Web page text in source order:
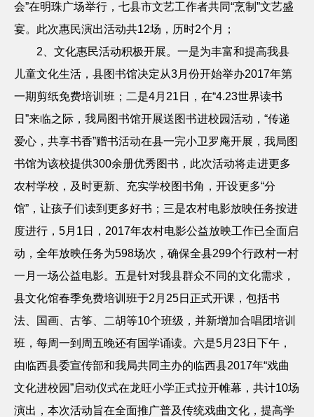
会”在明珠广场举行，七县市文艺工作者共同“烹制”文艺盛
宴。此次惠民演出活动共12场，历时2个月；
2 、文化惠民活动积极开展。 一是为丰富和提高我县
儿童文化生活，县图书馆决定从3月份开始举办2017年第
一期剪纸免费培训班；二是4月 21 日，在“4.23世界读书
日”来临之际，我局图书馆开展送图书进校园活动，“传递
爱心，共享书香”赠书活动在县一完小卫罗庵开展，我局图
书馆为该校提供300余册优秀图书，此次活动将走进更多
农村学校，及时更新、充实学校图书角，开设更多“分
馆”，让孩子们读到更多好书；三是农村电影放映任务按进
度进行， 5月 1 日， 2017年农村电影公益放映工作已全面启
动，全年放映任务为598场次，确保全县299个行政村一村
一月一场公益电影。五是针对我县群众不同的文化需求，
县文化馆春季免费培训班于2 月 25日正式开课，包括书
法、国画、古筝、二胡等10个班级，并新增加合唱团培训
班，每周一到周五晚还有国学诵读。六是5月 23日下午，
由临西县委宣传部和我局共同主办的临西县2017年“戏曲
文化进校园”启动仪式在龙旺小学正式拉开帷幕，共计10场
演出，本次活动旨在全面推广普及传统戏曲文化，提高学